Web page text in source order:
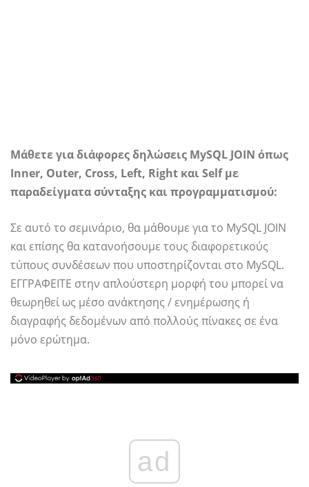
Μάθετε για διάφορες δηλώσεις MySQL JOIN όπως
Inner, Outer, Cross, Left, Right και Self με
παραδείγματα σύνταξης και προγραμματισμού:
Σε αυτό το σεμινάριο, θα μάθουμε για το MySQL JOIN
και επίσης θα κατανοήσουμε τους διαφορετικούς
τύπους συνδέσεων που υποστηρίζονται στο MySQL.
ΕΓΓΡΑΦΕΙΤΕ στην απλούστερη μορφή του μπορεί να
θεωρηθεί ως μέσο ανάκτησης / ενημέρωσης ή
διαγραφής δεδομένων από πολλούς πίνακες σε ένα
μόνο ερώτημα.
ad